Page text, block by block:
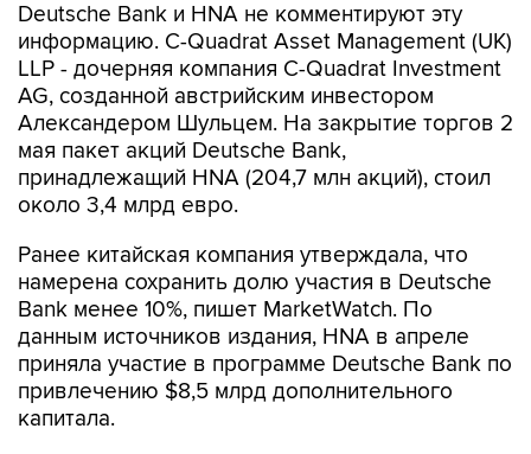
Deutsche Bank и HNA не комментируют эту
информацию. C-Quadrat Asset Management (UK)
LLP - дочерняя компания C-Quadrat Investment
AG, созданной австрийским инвестором
Александером Шульцем. На закрытие торгов 2
мая пакет акций Deutsche Bank,
принадлежащий HNA (204,7 млн акций), стоил
около 3,4 млрд евро.
Ранее китайская компания утверждала, что
намерена сохранить долю участия в Deutsche
Bank менее 10%, пишет MarketWatch. По
данным источников издания, HNA в апреле
приняла участие в программе Deutsche Bank по
привлечению $8,5 млрд дополнительного
капитала.